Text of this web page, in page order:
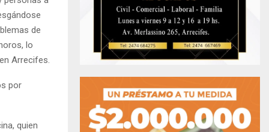
de
lo
Arrecifes.
por
quien